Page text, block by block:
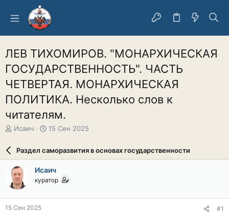
ЛЕВ ТИХОМИРОВ. "МОНАРХИЧЕСКАЯ
ГОСУДАРСТВЕННОСТЬ". ЧАСТЬ
ЧЕТВЕРТАЯ. МОНАРХИЧЕСКАЯ
ПОЛИТИКА. Несколько слов к
читателям.
А
о
р
т
е
м
ы
Исаич
Д
а
а
ч
л
15 Сен 2025
Раздел саморазвития в основах государственности
Исаич
куратор
15 Сен 2025 #1